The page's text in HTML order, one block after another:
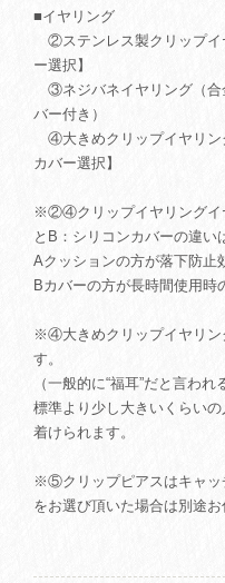
■イヤリング
②ステンレス製クリップイ
ー選択】
③ネジバネイヤリング（合
バー付き）
④大きめクリップイヤリン
カバー選択】
※②④クリップイヤリングイ
とB：シリコンカバーの違い
Aクッションの方が落下防止
Bカバーの方が長時間使用時
※④大きめクリップイヤリン
す。
（一般的に“福耳”だと言われ
標準より少し大きいくらい
着けられます。
※⑤クリップピアスはキャッ
をお選び頂いた場合は別途お